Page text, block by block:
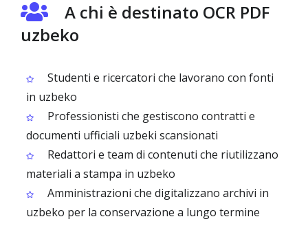
A chi è destinato OCR PDF
uzbeko
Studenti e ricercatori che lavorano con fonti
in uzbeko
Professionisti che gestiscono contratti e
documenti ufficiali uzbeki scansionati
Redattori e team di contenuti che riutilizzano
materiali a stampa in uzbeko
Amministrazioni che digitalizzano archivi in
uzbeko per la conservazione a lungo termine